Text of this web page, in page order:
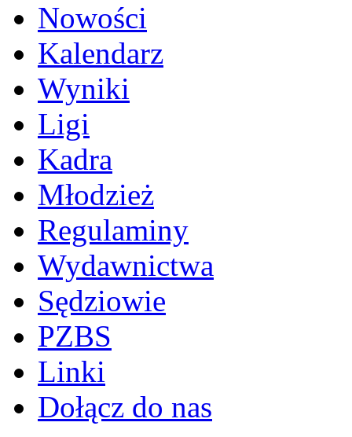
Nowości
Kalendarz
Wyniki
Ligi
Kadra
Młodzież
Regulaminy
Wydawnictwa
Sędziowie
PZBS
Linki
Dołącz do nas